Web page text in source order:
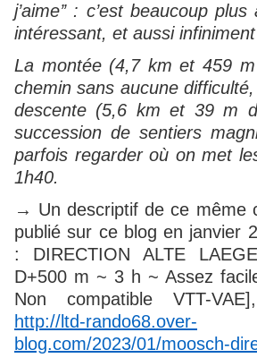
j’aime’’ : c’est beaucoup
intéressant, et aussi
La montée (4,7 km et 459
chemin sans aucune
descente (5,6 km et 39 m
succession de sentiers
parfois regarder où on met
1h40.
→ Un descriptif de ce même
publié sur ce blog en janvier
: DIRECTION ALTE
D+500 m ~ 3 h ~ Assez
Non compatible VTT-
http://ltd-rando68.over-
blog.com/2023/01/moosch-